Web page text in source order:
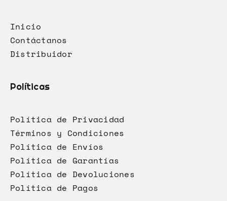
Inicio
Contáctanos
Distribuidor
Políticas
Política de Privacidad
Términos y Condiciones
Política de Envíos
Política de Garantías
Política de Devoluciones
Política de Pagos